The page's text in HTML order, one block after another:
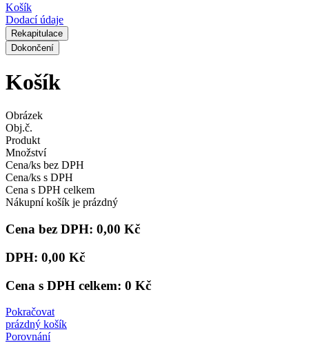
Košík
Dodací údaje
Rekapitulace
Dokončení
Košík
Obrázek
Obj.č.
Produkt
Množství
Cena/ks bez DPH
Cena/ks s DPH
Cena s DPH celkem
Nákupní košík je prázdný
Cena bez DPH: 0,00 Kč
DPH: 0,00 Kč
Cena s DPH celkem: 0 Kč
Pokračovat
prázdný košík
Porovnání